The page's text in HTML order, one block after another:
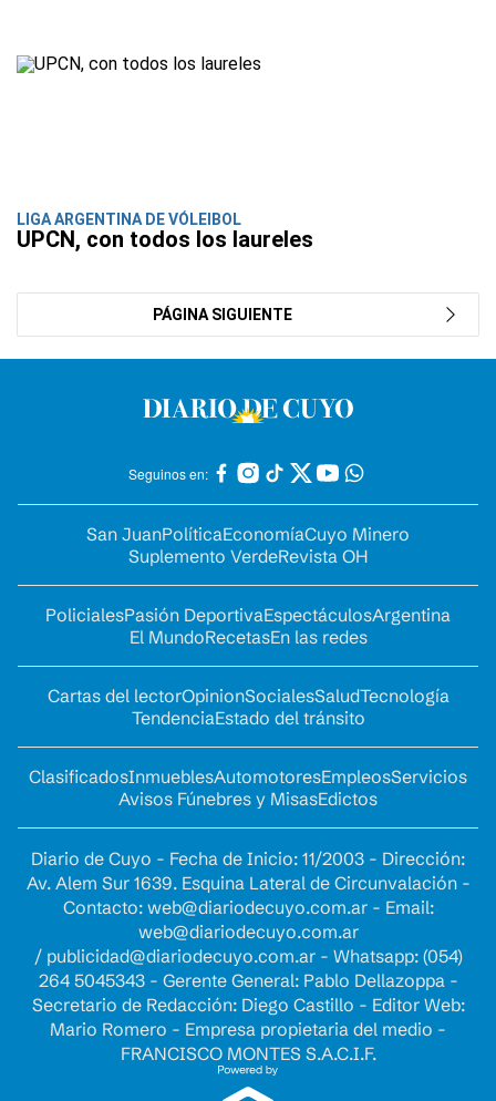
LIGA ARGENTINA DE VÓLEIBOL
UPCN, con todos los laureles
PÁGINA SIGUIENTE
Seguinos en:
San JuanPolíticaEconomíaCuyo Minero
Suplemento VerdeRevista OH
PolicialesPasión DeportivaEspectáculosArgentina
El MundoRecetasEn las redes
Cartas del lectorOpinionSocialesSaludTecnología
TendenciaEstado del tránsito
ClasificadosInmueblesAutomotoresEmpleosServicios
Avisos Fúnebres y MisasEdictos
Diario de Cuyo - Fecha de Inicio: 11/2003 - Dirección:
Av. Alem Sur 1639. Esquina Lateral de Circunvalación -
Contacto: web@diariodecuyo.com.ar- Email:
web@diariodecuyo.com.ar
/ publicidad@diariodecuyo.com.ar- Whatsapp: (054)
264 5045343 - Gerente General: Pablo Dellazoppa -
Secretario de Redacción: Diego Castillo - Editor Web:
Mario Romero - Empresa propietaria del medio -
FRANCISCO MONTES S.A.C.I.F.